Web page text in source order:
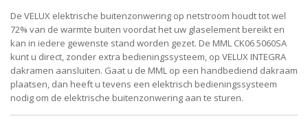
De VELUX elektrische buitenzonwering op netstroom houdt tot wel
72% van de warmte buiten voordat het uw glaselement bereikt en
kan in iedere gewenste stand worden gezet. De MML CK06 5060SA
kunt u direct, zonder extra bedieningssysteem, op VELUX INTEGRA
dakramen aansluiten. Gaat u de MML op een handbediend dakraam
plaatsen, dan heeft u tevens een elektrisch bedieningssysteem
nodig om de elektrische buitenzonwering aan te sturen.